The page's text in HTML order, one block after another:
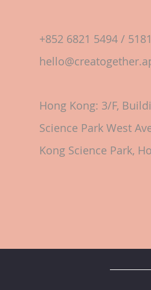
+852 6821 5494 /
Hong Kong: 3/F,
Science Park West
Kong Science Park,